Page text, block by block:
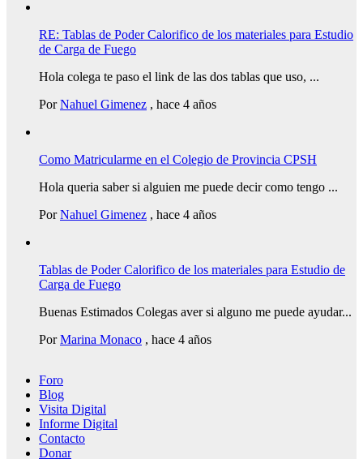
RE: Tablas de Poder Calorifico de los materiales para Estudio
de Carga de Fuego
Hola colega te paso el link de las dos tablas que uso, ...
PorNahuel Gimenez , hace 4 años
Como Matricularme en el Colegio de Provincia CPSH
Hola queria saber si alguien me puede decir como tengo ...
PorNahuel Gimenez , hace 4 años
Tablas de Poder Calorifico de los materiales para Estudio de
Carga de Fuego
Buenas Estimados Colegas aver si alguno me puede ayudar...
PorMarina Monaco , hace 4 años
Foro
Blog
Visita Digital
Informe Digital
Contacto
Donar